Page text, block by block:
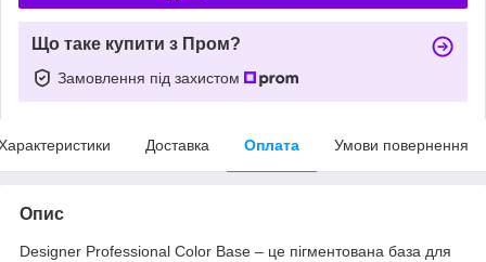
Що таке купити з Пром?
Замовлення під захистом
Доставка Оплата Умови повернення
Опис
Designer Professional Color Base – це пігментована база для